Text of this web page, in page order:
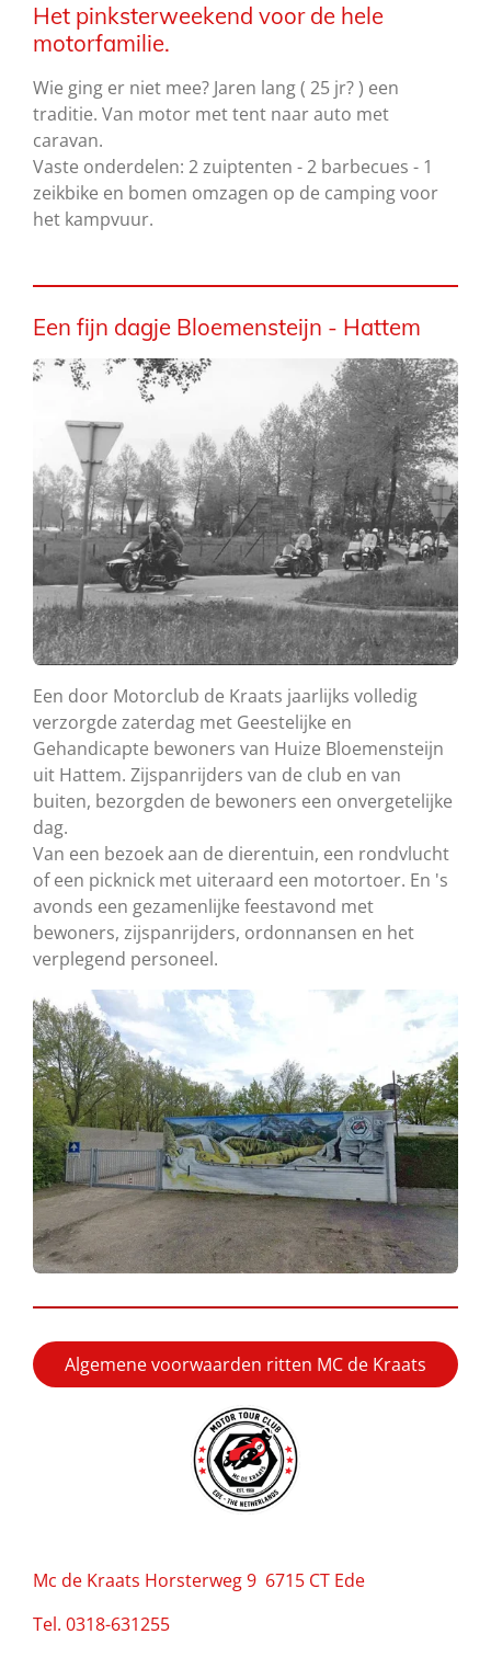
Het pinksterweekend voor de hele
motorfamilie.
Wie ging er niet mee? Jaren lang ( 25 jr? ) een
traditie. Van motor met tent naar auto met
caravan.
Vaste onderdelen: 2 zuiptenten - 2 barbecues - 1
zeikbike en bomen omzagen op de camping voor
het kampvuur.
Een fijn dagje Bloemensteijn - Hattem
Een door Motorclub de Kraats jaarlijks volledig
verzorgde zaterdag met Geestelijke en
Gehandicapte bewoners van Huize Bloemensteijn
uit Hattem. Zijspanrijders van de club en van
buiten, bezorgden de bewoners een onvergetelijke
dag.
Van een bezoek aan de dierentuin, een rondvlucht
of een picknick met uiteraard een motortoer. En 's
avonds een gezamenlijke feestavond met
bewoners, zijspanrijders, ordonnansen en het
verplegend personeel.
Algemene voorwaarden ritten MC de Kraats
Mc de Kraats Horsterweg 9 6715 CT Ede
Tel. 0318-631255